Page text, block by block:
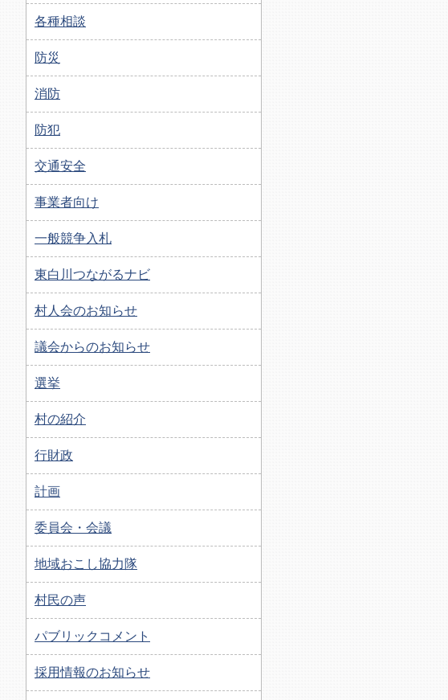
各種相談
防災
消防
防犯
交通安全
事業者向け
一般競争入札
東白川つながるナビ
村人会のお知らせ
議会からのお知らせ
選挙
村の紹介
行財政
計画
委員会・会議
地域おこし協力隊
村民の声
パブリックコメント
採用情報のお知らせ